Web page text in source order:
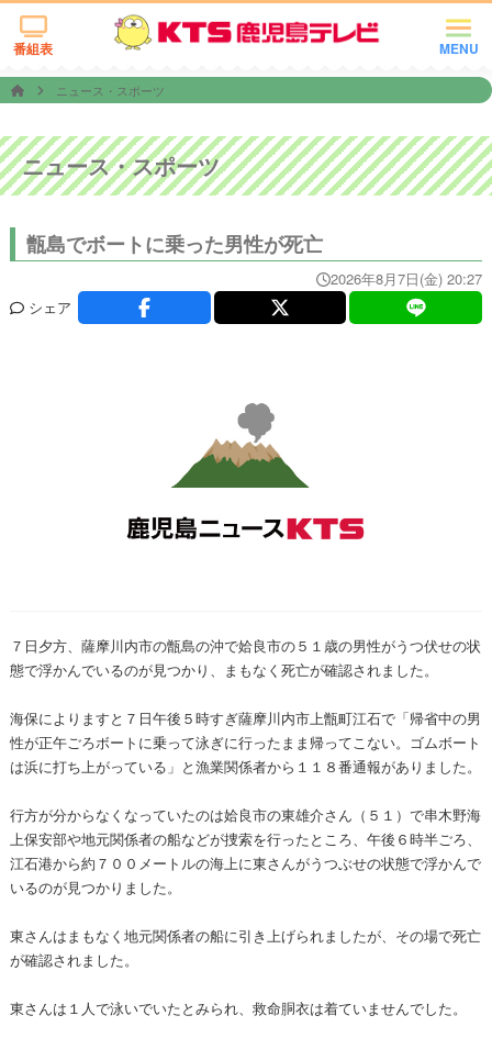
MENU
番組表
ニュース・スポーツ
ニュース・スポーツ
甑島でボートに乗った男性が死亡
2026年8月7日(金) 20:27
シェア
７日夕方、薩摩川内市の甑島の沖で姶良市の５１歳の男性がうつ伏せの状
態で浮かんでいるのが見つかり、まもなく死亡が確認されました。
海保によりますと７日午後５時すぎ薩摩川内市上甑町江石で「帰省中の男
性が正午ごろボートに乗って泳ぎに行ったまま帰ってこない。ゴムボート
は浜に打ち上がっている」と漁業関係者から１１８番通報がありました。
行方が分からなくなっていたのは姶良市の東雄介さん（５１）で串木野海
上保安部や地元関係者の船などが捜索を行ったところ、午後６時半ごろ、
江石港から約７００メートルの海上に東さんがうつぶせの状態で浮かんで
いるのが見つかりました。
東さんはまもなく地元関係者の船に引き上げられましたが、その場で死亡
が確認されました。
東さんは１人で泳いでいたとみられ、救命胴衣は着ていませんでした。